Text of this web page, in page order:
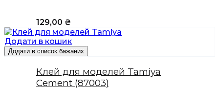
129,00 ₴
Додати в кошик
Додати в список бажаних
Клей для моделей Tamiya
Cement (87003)